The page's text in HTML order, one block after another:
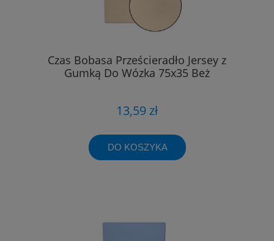
Czas Bobasa Prześcieradło Jersey z
Gumką Do Wózka 75x35 Beż
13,59 zł
DO KOSZYKA